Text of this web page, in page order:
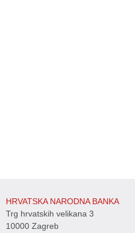
HRVATSKA NARODNA BANKA
Trg hrvatskih velikana 3
10000 Zagreb